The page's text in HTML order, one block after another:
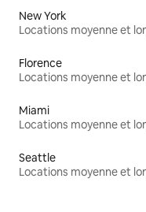
New York
Florence
Miami
Seattle